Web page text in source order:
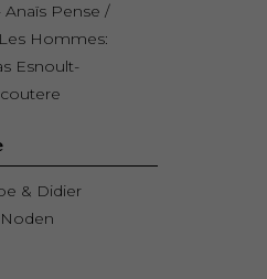
Pense /
Hommes:
Esnoult-
& Didier